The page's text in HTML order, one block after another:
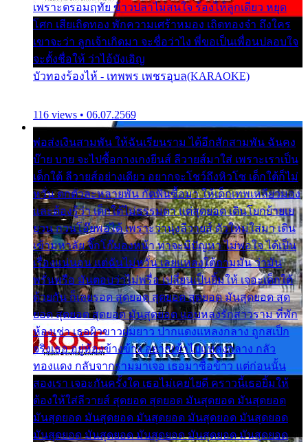
เพราะตรอมฤทัย ข้าวปลาไม่สนใจ ร้องไห้ลูกเดียว หยุด
โศก เสียเถิดทอง พักความเศร้าหมอง เถิดทองจ๋า ถึงใคร
เขาจะว่า ลูกเจ้าเกิดมา จะชื่อว่าไง พี่ขอเป็นเพื่อนปลอบใจ
จะตั้งชื่อให้ ว่าไอ้บังเอิญ
บัวทองร้องไห้ - เทพพร เพชรอุบล(KARAOKE)
116 views • 06.07.2569
พ่อส่งเงินสามพัน ให้ฉันเรียนราม ได้อีกสักสามพัน ฉันคง
บ๊าย บาย จะไปซื้อกางเกงยีนส์ ลีวายส์มาใส่ เพราะเราเป็น
เด็กใต้ ลีวายส์อย่างเดียว อยากจะโชว์ถึงหิวโซ เด็กใต้ก็ไม่
หวั่น ตกตัวละหลายพัน กัดฟันซื้อมา ให้เด็กเทพเหลียวมอง
และต้องรู้ว่า เด็กใต้ไม่ธรรมดา แต่สุดยอด เดินโยกย้ายเย
ยวน กวนโอ๊ยพอได้ เพราะว่านุ่งลีวายส์ ตัวใหม่ใส่มา เดิน
เข้ามหาลัย จิ๊กโก๊มองหน้า ท่าจะมีปัญหา ไม่พอใจ ได้เป็น
เรื่องแน่นอน แต่ฉันไม่หวั่น เลยแหลงใต้ถามมัน ว่ามัน
พรั่นพรือ มันตอบว่าไม่พรื่อ เปลี่ยนเป็นยิ้มให้ เจอะเด็กใต้
ด้วยกัน ก็เลยรอด สุดยอด สุดยอด สุดยอด มันสุดยอด สุด
ยอด สุดยอด สุดยอด มันสุดยอด แอบหลงรักสาวราม ที่พัก
ห้องเช่า เธอผิวขาวผมยาว ปากแดงแหลงกลาง ถูกสเป็ก
จริงเธอ อยู่ห้องข้างข้าง อยากเข้าไปแหลงกลาง กลัว
ทองแดง กลับจากรามมาเจอ เธอมาซื้อข้าว แต่ก่อนนั้น
สองเรา เจอะกันครั้งใด เธอไม่เคยไยดี คราวนี้เธอยิ้มให้
ต้องให้ใส่ลีวายส์ สุดยอด สุดยอด มันสุดยอด มันสุดยอด
มันสุดยอด มันสุดยอด มันสุดยอด มันสุดยอด มันสุดยอด
มันสุดยอด มันสุดยอด มันสุดยอด มันสุดยอด มันสุดยอด